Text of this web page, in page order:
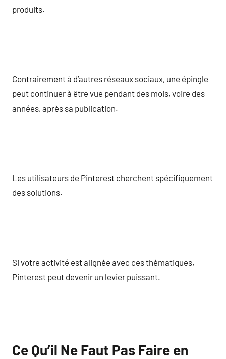
produits.
Contrairement à d’autres réseaux sociaux, une épingle
peut continuer à être vue pendant des mois, voire des
années, après sa publication.
Les utilisateurs de Pinterest cherchent spécifiquement
des solutions.
Si votre activité est alignée avec ces thématiques,
Pinterest peut devenir un levier puissant.
Ce Qu’il Ne Faut Pas Faire en